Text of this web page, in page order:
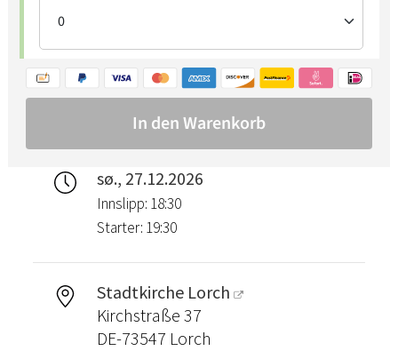
sø., 27.12.2026
Innslipp: 18:30
Starter: 19:30
Stadtkirche Lorch
Kirchstraße 37
DE-73547 Lorch